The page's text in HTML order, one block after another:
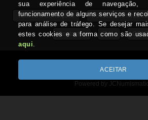
Termos e Condições Politica de
Contactos RAL
Copyright ©
Powered by